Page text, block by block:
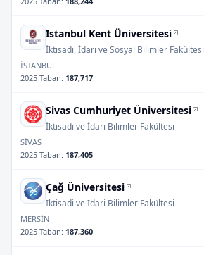
Istanbul Kent Üniversitesi
İktisadi, İdari ve Sosyal Bilimler Fakültesi
İSTANBUL
2025 Taban: 187,717
Sivas Cumhuriyet Üniversitesi
İktisadi ve İdari Bilimler Fakültesi
SİVAS
2025 Taban: 187,405
Çağ Üniversitesi
İktisadi ve İdari Bilimler Fakültesi
MERSİN
2025 Taban: 187,360